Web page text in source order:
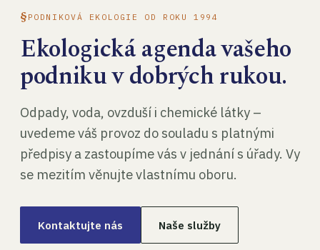
PODNIKOVÁ EKOLOGIE OD ROKU 1994
Ekologická agenda vašeho
podniku v dobrých rukou.
Odpady, voda, ovzduší i chemické látky –
uvedeme váš provoz do souladu s platnými
předpisy a zastoupíme vás v jednání s úřady. Vy
se mezitím věnujte vlastnímu oboru.
Kontaktujte nás Naše služby